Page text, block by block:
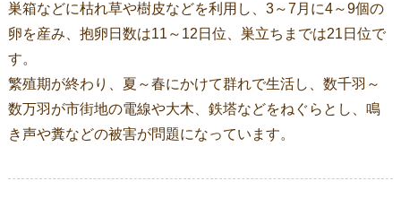
巣箱などに枯れ草や樹皮などを利用し、3～7月に4～9個の
卵を産み、抱卵日数は11～12日位、巣立ちまでは21日位で
す。
繁殖期が終わり、夏～春にかけて群れで生活し、数千羽～
数万羽が市街地の電線や大木、鉄塔などをねぐらとし、鳴
き声や糞などの被害が問題になっています。